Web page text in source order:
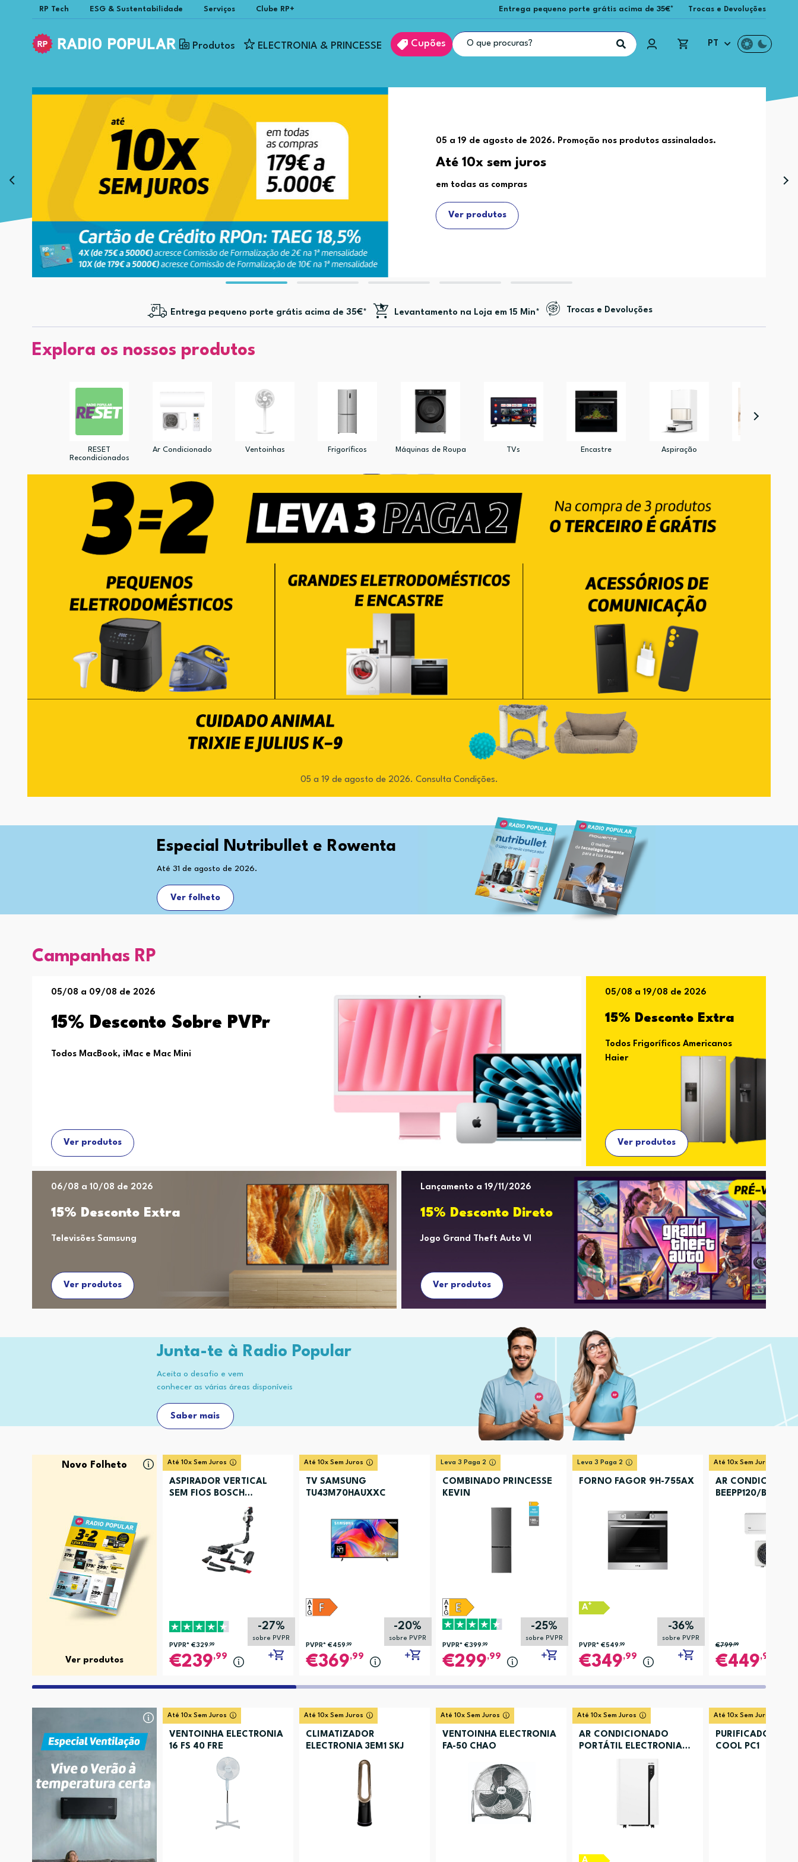
RP Tech ESG & Sustentabilidade Serviços Clube RP+ Entrega pequeno porte grátis acima de 35€* Trocas e Devoluções
Produtos ELECTRONIA & PRINCESSE Cupões PT
05 a 19 de agosto de 2026. Promoção nos produtos assinalados.
Até 10x sem juros
em todas as compras
Ver produtos
Entrega pequeno porte grátis acima de 35€* Levantamento na Loja em 15 Min* Trocas e Devoluções
Explora os nossos produtos
RESET
Recondicionados
Ar Condicionado Ventoinhas Frigoríficos Máquinas de Roupa TVs Encastre Aspiração
05 a 19 de agosto de 2026. Consulta Condições.
Especial Nutribullet e Rowenta
Até 31 de agosto de 2026.
Ver folheto
Campanhas RP
05/08 a 09/08 de 2026
15% Desconto Sobre PVPr
Todos MacBook, iMac e Mac Mini
Ver produtos
05/08 a 19/08 de 2026
15% Desconto Extra
Todos Frigoríficos Americanos
Haier
Ver produtos
06/08 a 10/08 de 2026
15% Desconto Extra
Televisões Samsung
Ver produtos
Lançamento a 19/11/2026
15% Desconto Direto
Jogo Grand Theft Auto Vl
Ver produtos
Junta-te à Radio Popular
Aceita o desafio e vem
conhecer as várias áreas disponíveis
Saber mais
Novo Folheto
Ver produtos
Até 10x Sem Juros
ASPIRADOR VERTICAL
SEM FIOS BOSCH
-27%
sobre PVPR
PVPR* €329,99
239,99
Até 10x Sem Juros
TV SAMSUNG
TU43M70HAUXXC
-20%
sobre PVPR
PVPR* €459,99
369,99
Leva 3 Paga 2
COMBINADO PRINCESSE
KEVIN
-25%
sobre PVPR
PVPR* €399,99
299,99
Leva 3 Paga 2
FORNO FAGOR 9H-755AX
-36%
sobre PVPR
A+
PVPR* €549,99
349,99
Até 10x Sem Juros
AR
BEEPP120/
€799,99
449,99
Até 10x Sem Juros
VENTOINHA ELECTRONIA
16 FS 40 FRE
Até 10x Sem Juros
CLIMATIZADOR
ELECTRONIA 3EM1 SKJ
Até 10x Sem Juros
VENTOINHA ELECTRONIA
FA-50 CHAO
Até 10x Sem Juros
AR CONDICIONADO
PORTÁTIL ELECTRONIA
Até 10x Sem Juros
PURIFICADOR AR
COOL PC1